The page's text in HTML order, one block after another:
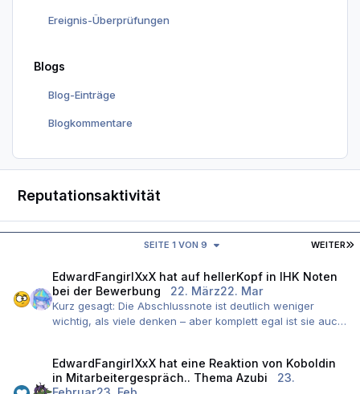
Ereignis-Überprüfungen
Blogs
Blog-Einträge
Blogkommentare
Reputationsaktivität
WEITER
SEITE 1 VON 9
EdwardFangirlXxXhat auf hellerKopfin IHK Noten
bei der Bewerbung
22. März22. Mar
Kurz gesagt: Die Abschlussnote ist deutlich weniger
wichtig, als viele denken – aber komplett egal ist sie auch
Zuerst gibt es einen harten Filter. Da fliegen
Bewerbungen raus, wenn grundlegende Dinge fehlen – z.
EdwardFangirlXxXhat eine Reaktion von Koboldin
in Mitarbeitergespräch.. Thema Azubi
23.